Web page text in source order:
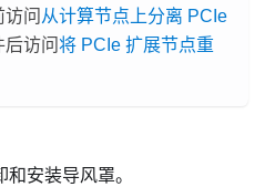
问 从计算节点上分离 PCIe
后访问将 PCIe 扩展节点重
安装导风罩。